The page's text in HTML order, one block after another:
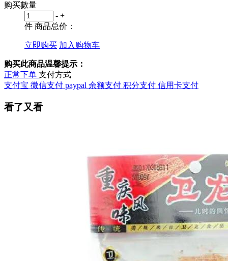
购买數量
- +
件 商品总价：
立即购买 加入购物车
购买此商品温馨提示：
正常下单 支付方式
支付宝 微信支付 paypal 余额支付 积分支付 信用卡支付
看了又看